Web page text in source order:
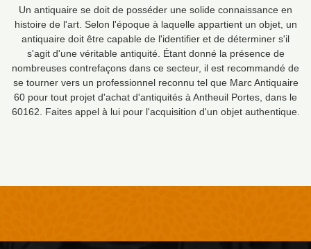
Un antiquaire se doit de posséder une solide connaissance en
histoire de l'art. Selon l'époque à laquelle appartient un objet, un
antiquaire doit être capable de l'identifier et de déterminer s'il
s'agit d'une véritable antiquité. Étant donné la présence de
nombreuses contrefaçons dans ce secteur, il est recommandé de
se tourner vers un professionnel reconnu tel que Marc Antiquaire
60 pour tout projet d'achat d'antiquités à Antheuil Portes, dans le
60162. Faites appel à lui pour l'acquisition d'un objet authentique.